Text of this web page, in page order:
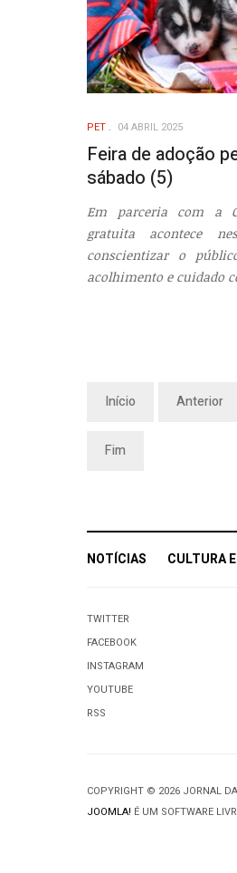
PET 04 ABRIL 2025
Feira de adoção
sábado (5)
Em parceria com a
gratuita acontece
conscientizar o
acolhimento e cuidado
Início Anterior
Fim
NOTÍCIAS CULTURA
TWITTER
FACEBOOK
INSTAGRAM
YOUTUBE
RSS
COPYRIGHT © 2026 JORNAL
JOOMLA! É UM SOFTWARE